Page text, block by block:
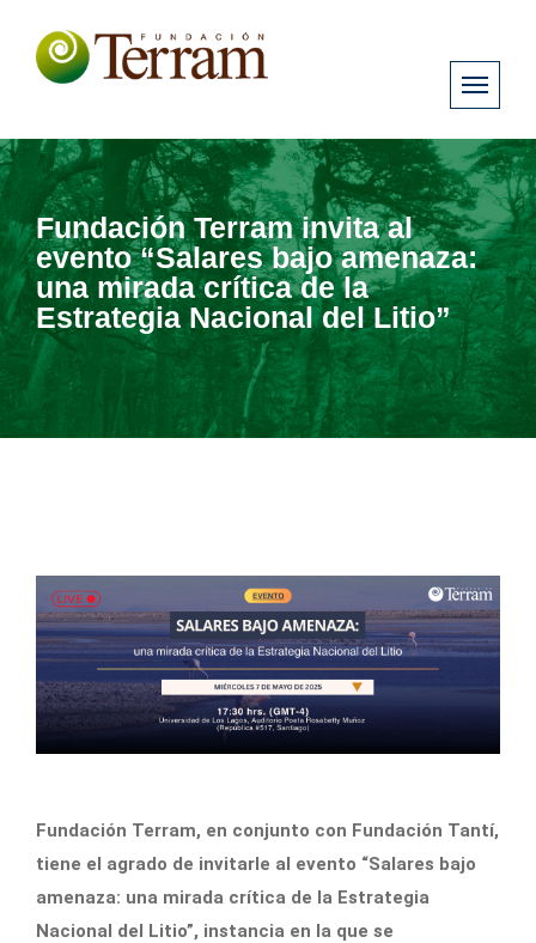
Fundación Terram invita al
evento “Salares bajo amenaza:
una mirada crítica de la
Estrategia Nacional del Litio”
Fundación Terram, en conjunto con Fundación Tantí,
tiene el agrado de invitarle al evento “Salares bajo
amenaza: una mirada crítica de la Estrategia
Nacional del Litio”, instancia en la que se